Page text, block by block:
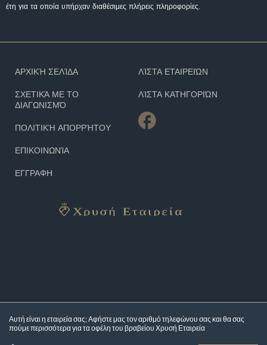
έτη για τα οποία υπήρχαν διαθέσιμες πλήρεις πληροφορίες.
Αυτή είναι η εταιρεία σας; Αφήστε μας τον αριθμό τηλεφώνου σας και θα σας
πούμε περισσότερα για ταοφέλη του βραβείου Χρυσή Εταιρεία
ΑΡΧΙΚΉ ΣΕΛΊΔΑ
ΣΧΕΤΙΚΆ ΜΕ ΤΟ
ΔΙΑΓΩΝΙΣΜΌ
ΠΟΛΙΤΙΚΉ ΑΠΟΡΡΉΤΟΥ
ΕΠΙΚΟΙΝΩΝΊΑ
ΕΓΓΡΑΦΗ
ΛΊΣΤΑ ΕΤΑΙΡΕΙΏΝ
ΛΊΣΤΑ ΚΑΤΗΓΟΡΙΏΝ